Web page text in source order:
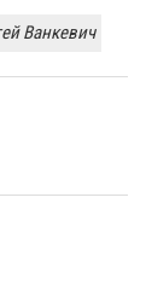
Ванкевич